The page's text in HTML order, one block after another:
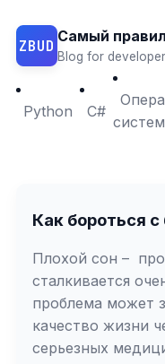
ZBUD
Самый
Blog for
Python C#
Как бороться
Плохой сон –
сталкивается
проблема может
качество жизни
серьезных